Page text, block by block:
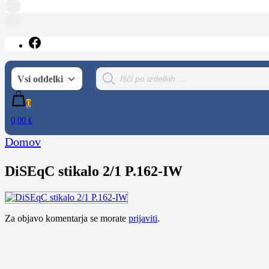
Vsi oddelki
Products
search
0
0,00 €
Domov
DiSEqC stikalo 2/1 P.162-IW
Za objavo komentarja se morate prijaviti.